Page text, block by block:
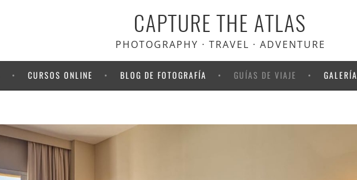
CAPTURE THE ATLAS
PHOTOGRAPHY · TRAVEL · ADVENTURE
CURSOS ONLINE BLOG DE FOTOGRAFÍA GUÍAS DE VIAJE GALERÍA
5% de descuento en Heymondo, el seguro
de viaje que usamos nosotros